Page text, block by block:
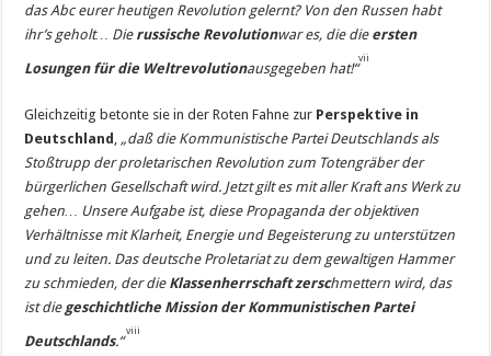
das Abc eurer heutigen Revolution gelernt? Von den Russen habt
ihr’s geholt… Die russische Revolutionwar es, die die ersten
Losungen für die Weltrevolutionausgegeben hat!“
vii
Gleichzeitig betonte sie in der Roten Fahne zur Perspektive in
Deutschland „daß die Kommunistische Partei Deutschlands als
Stoßtrupp der proletarischen Revolution zum Totengräber der
bürgerlichen Gesellschaft wird. Jetzt gilt es mit aller Kraft ans Werk zu
gehen… Unsere Aufgabe ist, diese Propaganda der objektiven
Verhältnisse mit Klarheit, Energie und Begeisterung zu unterstützen
und zu leiten. Das deutsche Proletariat zu dem gewaltigen Hammer
zu schmieden, der die Klassenherrschaft zerschmettern wird, das
ist die geschichtliche Mission der Kommunistischen Partei
Deutschlands.“
viii